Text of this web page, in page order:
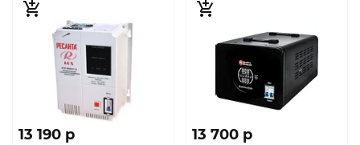
13 190 p 13 700 p